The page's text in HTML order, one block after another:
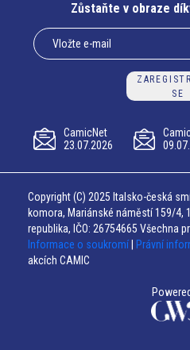
Zůstaňte v obraze
SE
CamicNet
23.07.2026
Copyright (C) 2025 Italsko-česká
komora, Mariánské náměstí 159/4,
republika, IČO: 26754665 Všechna
Informace o soukromí
Právní
akcích CAMIC